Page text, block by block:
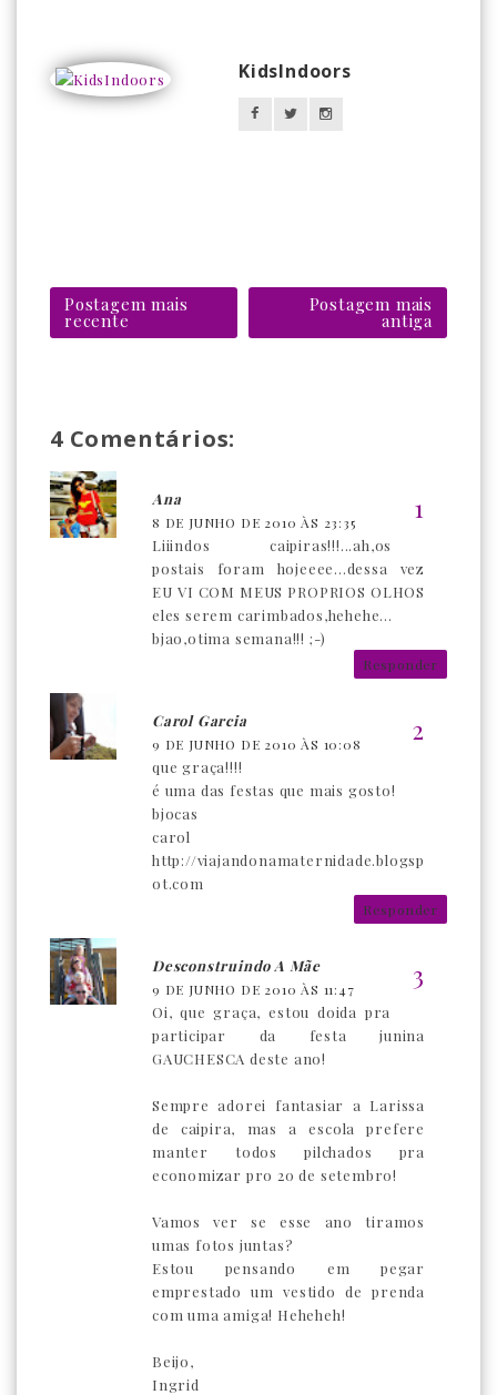
KidsIndoors
Postagem mais
recente
Postagem mais
antiga
4 Comentários:
Ana
8 DE JUNHO DE 2010 ÀS 23:35
Liiindos caipiras!!!...ah,os
postais foram hojeeee...dessa vez
EU VI COM MEUS PROPRIOS OLHOS
eles serem carimbados,hehehe...
bjao,otima semana!!! ;-)
Responder
Carol Garcia
9 DE JUNHO DE 2010 ÀS 10:08
que graça!!!!
é uma das festas que mais gosto!
bjocas
carol
http://viajandonamaternidade.blogsp
ot.com
Responder
Desconstruindo A Mãe
9 DE JUNHO DE 2010 ÀS 11:47
Oi, que graça, estou doida pra
participar da festa junina
GAUCHESCA deste ano!
Sempre adorei fantasiar a Larissa
de caipira, mas a escola prefere
manter todos pilchados pra
economizar pro 20 de setembro!
Vamos ver se esse ano tiramos
umas fotos juntas?
Estou pensando em pegar
emprestado um vestido de prenda
com uma amiga! Heheheh!
Beijo,
Ingrid